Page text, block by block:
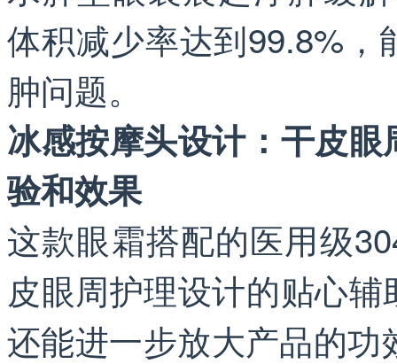
体积减少率达到99.8%
肿问题。
冰感按摩头设计：干皮
验和效果
这款眼霜搭配的医用级
皮眼周护理设计的贴心
还能进一步放大产品的